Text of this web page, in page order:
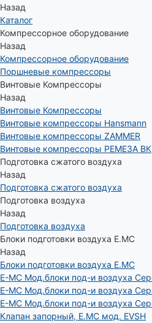
Назад
Каталог
Компрессорное оборудование
Назад
Компрессорное оборудование
Поршневые компрессоры
Винтовые Компрессоры
Назад
Винтовые Компрессоры
Винтовые компрессоры Hansmann
Винтовые компрессоры ZAMMER
Винтовые компрессоры РЕМЕЗА ВК
Подготовка сжатого воздуха
Назад
Подготовка сжатого воздуха
Подготовка воздуха
Назад
Подготовка воздуха
Блоки подготовки воздуха E.MC
Назад
Блоки подготовки воздуха E.MC
E-MC Мод.блоки под-и воздуха
E-MC Мод.блоки под-и воздуха
E-MC Мод.блоки под-и воздуха
Клапан запорный, E.MC мод. EVSH